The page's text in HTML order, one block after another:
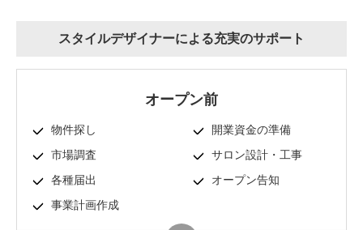
スタイルデザイナーによる充実のサポート
オープン前
物件探し
開業資金の準備
市場調査
サロン設計・工事
各種届出
オープン告知
事業計画作成